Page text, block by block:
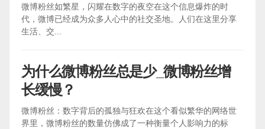
微博粉丝如繁星，闪耀在数字的夜空在这个信息爆炸的时
代，微博已经成为众多人心中的社交圣地。人们在这里分享
生活、交...
为什么微博粉丝总是少_微博粉丝增
长缓慢？
微博粉丝：数字背后的孤独与狂欢在这个看似繁华的网络世
界里，微博粉丝的数量仿佛成了一种衡量个人影响力的标